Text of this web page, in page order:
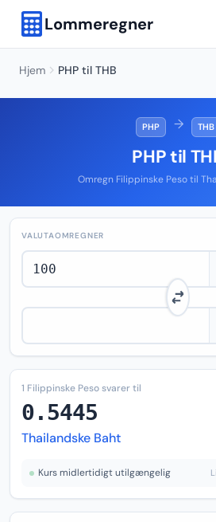
Lommeregner
Hjem PHP til THB
PHP → THB
PHP til
Omregn Filippinske Peso til
VALUTAOMREGNER
1 Filippinske Peso svarer til
0.5445
Thailandske Baht
Kurs midlertidigt utilgængelig